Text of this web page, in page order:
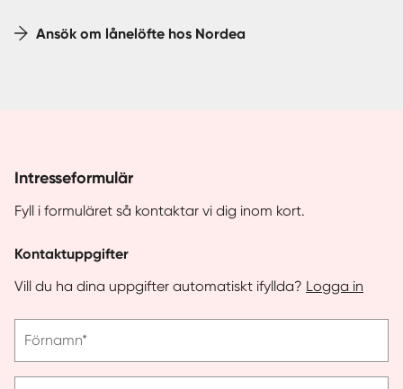
Ansök om lånelöfte hos Nordea
Intresseformulär
Fyll i formuläret så kontaktar vi dig inom kort.
Kontaktuppgifter
Vill du ha dina uppgifter automatiskt ifyllda? Logga in
ange
Förnamn*